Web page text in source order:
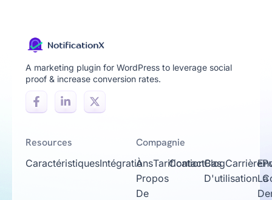
A marketing plugin for WordPress to leverage social
proof & increase conversion rates.
Resources
CaractéristiquesIntégrationsTarificationCas
D'utilisationLa
Compagnie
À
Propos
De
ContactBlogCarrière